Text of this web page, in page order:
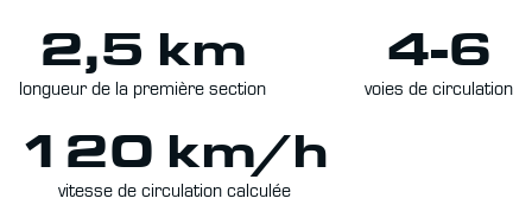
2,5 km
longueur de la première section
4-6
voies de circulation
120 km/h
vitesse de circulation calculée